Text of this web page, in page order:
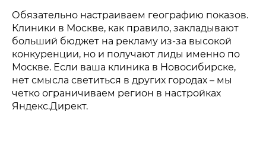
Обязательно настраиваем географию показов.
Клиники в Москве, как правило, закладывают
больший бюджет на рекламу из-за высокой
конкуренции, но и получают лиды именно по
Москве. Если ваша клиника в Новосибирске,
нет смысла светиться в других городах – мы
четко ограничиваем регион в настройках
Яндекс.Директ.